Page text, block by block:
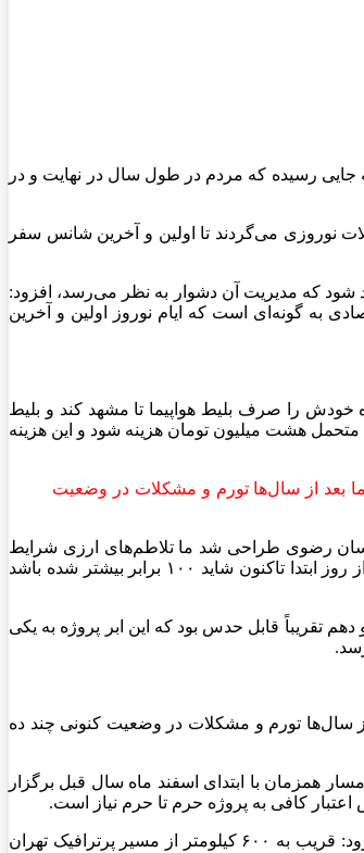
جایی رسیده که مردم در طول سال در نهایت و در
نوروزی می‌گردند تا اولین و آخرین شانس سفر
شود که مدیریت آن دشوار به نظر می‌رسد، افزود:
به گونه‌ای است که ایام نوروز اولین و آخرین
خودش را صرف بلیط هواپیما تا مشهد کند و بلیط
هشت میلیون تومان هزینه شود و این هزینه
که در روز اول شاید بتوان آن را با ۲۰۰ میلیارد تومان احداث کرد ما بعد از سال‌ها تورم و مشکلات در وضعیت
رضوی طراحی شد ما تلاطم‌های ارزی شرایط
اقتصادی و وضعیت بد اعتبارات سبب شد تا این پروژه بزرگ به قطعات ریزتری تبدیل شود و ساخت آن زمان بر باشد اعتبارات ساخت آزادراه حرم تا حرم از روز ابتدا تاکنون شاید ۱۰۰ برابر بیشتر شده باشد
تقریباً قابل حدس بود که این ابر پروژه به یکی
در روز اول شاید بتوان آن را با ۲۰۰ میلیارد تومان احداث کرد ما بعد از سال‌ها تورم و مشکلات در وضعیت کنونی چند ده
همزمان با ابتدای اسفند ماه سال قبل برگزار
کافی به پروژه حرم تا حرم نیاز است.
وی با بیان اینکه حجم تردد خودروها در محورهای مواصلاتی استان بویژه محور تهران مشهد بیانگر اهمیت تکمیل پروژه‌های راهسازی در این استان است، افزود: قریب به ۶۰۰ کیلومتر از مسیر پرترافیک تهران